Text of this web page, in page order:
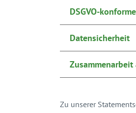
DSGVO-
Datensicherheit
Zu unserer